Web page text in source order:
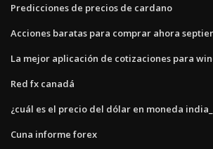
Predicciones de precios de cardano
Acciones baratas para comprar ahora
La mejor aplicación de cotizaciones para
Red fx canadá
¿cuál es el precio del dólar en moneda india_
Cuna informe forex